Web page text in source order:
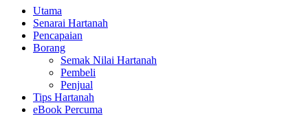
Utama
Senarai Hartanah
Pencapaian
Borang
Semak Nilai Hartanah
Pembeli
Penjual
Tips Hartanah
eBook Percuma